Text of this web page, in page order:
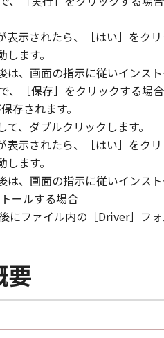
YOU HAVE READ THIS
AGREE THAT THIS
CONCERNING THE
OR WRITTEN, AND ANY
NO AMENDMENT TO
OF CANON.
concerning this
or distributor/dealer,
示されたら、［はい］をク
ます。
、画面の指示に従いインスト
、［保存］をクリックする場合
存されます。
、ダブルクリックします。
示されたら、［はい］をクリ
ます。
、画面の指示に従いインスト
ールする場合
にファイル内の［Driver］フ
要